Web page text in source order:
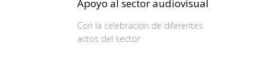
Apoyo al sector audiovisual
Con la celebración de diferentes
actos del sector